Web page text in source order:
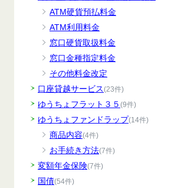
ATM硬貨預払料金
ATM利用料金
窓口硬貨取扱料金
窓口金種指定料金
その他料金改定
口座貸越サービス(23件)
ゆうちょフラット３５ (9件)
ゆうちょファンドラップ(14件)
商品内容(4件)
お手続き方法(7件)
変額年金保険(7件)
国債(54件)